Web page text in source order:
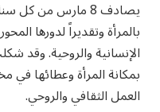
يصادف 8 مارس من
بالمرأة وتقديراً لدورها
الإنسانية والروحية. وقد
بمكانة المرأة وعطائها
العمل الثقافي والروحي.